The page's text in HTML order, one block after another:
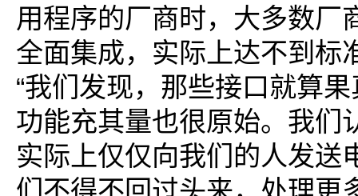
用程序的厂商时，大多数厂
全面集成，实际上达不到标
“我们发现，那些接口就算
功能充其量也很原始。我们
实际上仅仅向我们的人发送